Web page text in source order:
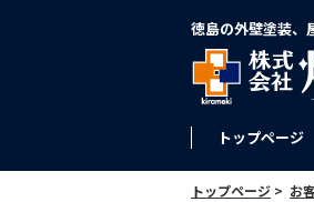
徳島の外壁塗装、
トップページ
トップページ > お